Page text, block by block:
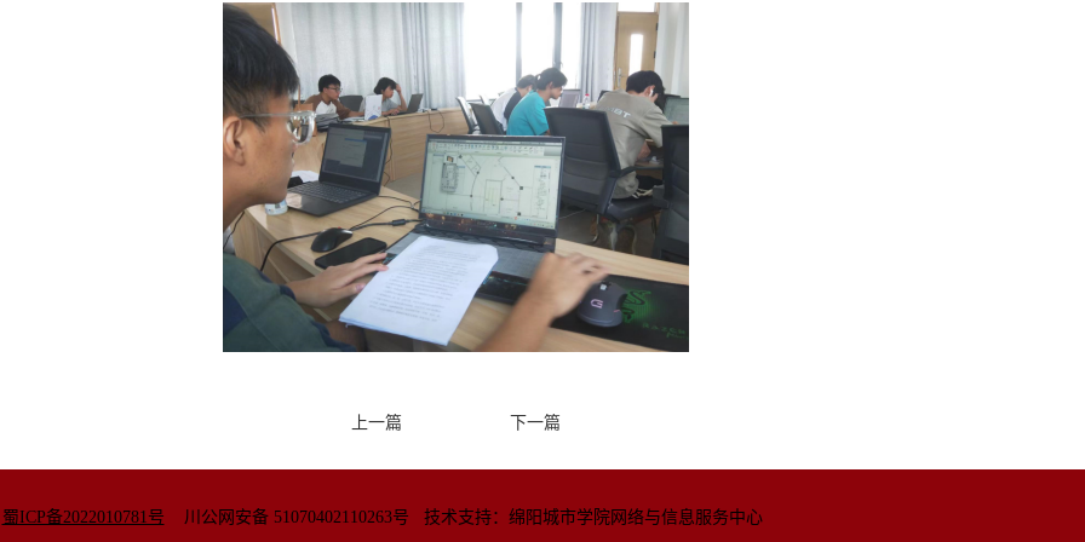
上一篇 下一篇
蜀ICP备2022010781号 川公网安备 51070402110263号 技术支持：绵阳城市学院网络与信息服务中心